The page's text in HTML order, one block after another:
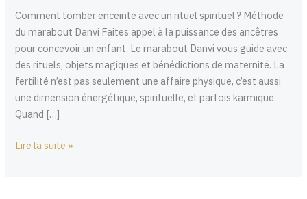
Comment tomber enceinte avec un rituel spirituel ? Méthode
du marabout Danvi Faites appel à la puissance des ancêtres
pour concevoir un enfant. Le marabout Danvi vous guide avec
des rituels, objets magiques et bénédictions de maternité. La
fertilité n’est pas seulement une affaire physique, c’est aussi
une dimension énergétique, spirituelle, et parfois karmique.
Quand […]
pour
avoir
un
enfant
Lire la suite »